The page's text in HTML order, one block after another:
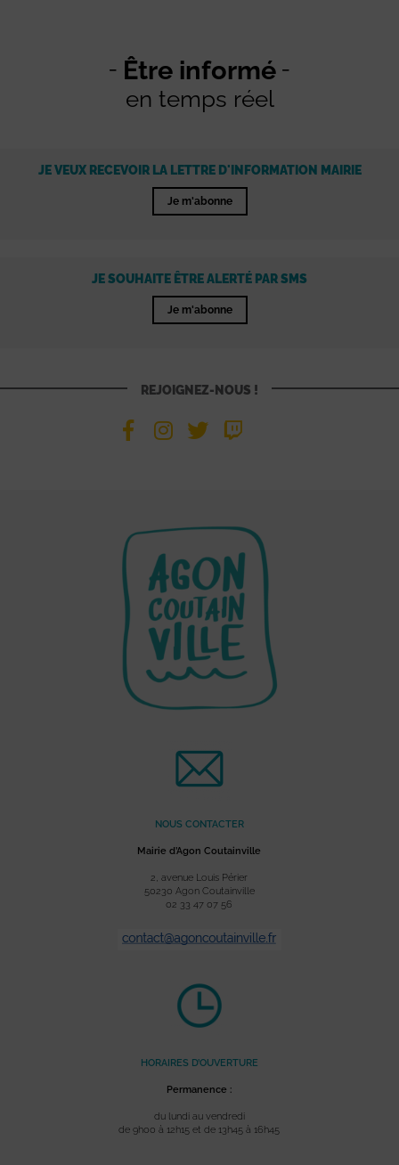
Être informé
en temps réel
JE VEUX RECEVOIR LA LETTRE D'INFORMATION MAIRIE
Je m'abonne
JE SOUHAITE ÊTRE ALERTÉ PAR SMS
Je m'abonne
REJOIGNEZ-NOUS !
NOUS CONTACTER
Mairie d’Agon Coutainville
2, avenue Louis Périer
50230 Agon Coutainville
02 33 47 07 56
HORAIRES D’OUVERTURE
Permanence :
du lundi au vendredi
de 9h00 à 12h15 et de 13h45 à 16h45